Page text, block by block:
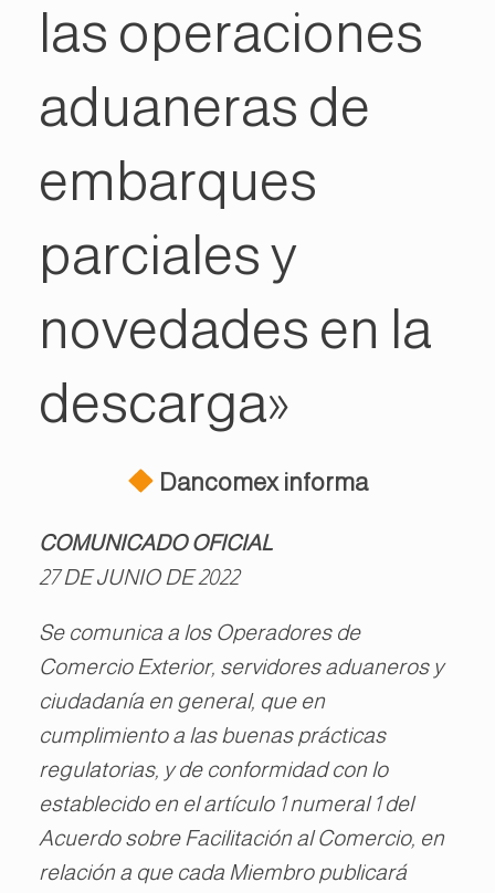
las operaciones
aduaneras de
embarques
parciales y
novedades en la
descarga»
Dancomex informa
COMUNICADO OFICIAL
27 DE JUNIO DE 2022
Se comunica a los Operadores de
Comercio Exterior, servidores aduaneros y
ciudadanía en general, que en
cumplimiento a las buenas prácticas
regulatorias, y de conformidad con lo
establecido en el artículo 1 numeral 1 del
Acuerdo sobre Facilitación al Comercio, en
relación a que cada Miembro publicará